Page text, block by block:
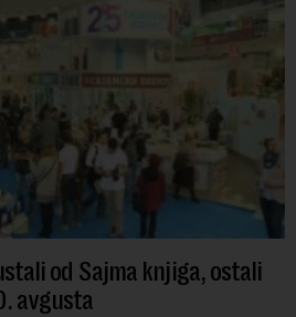
od Sajma knjiga, ostali
avgusta